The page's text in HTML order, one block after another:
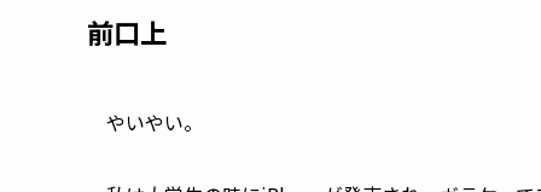
前口上
やいやい。